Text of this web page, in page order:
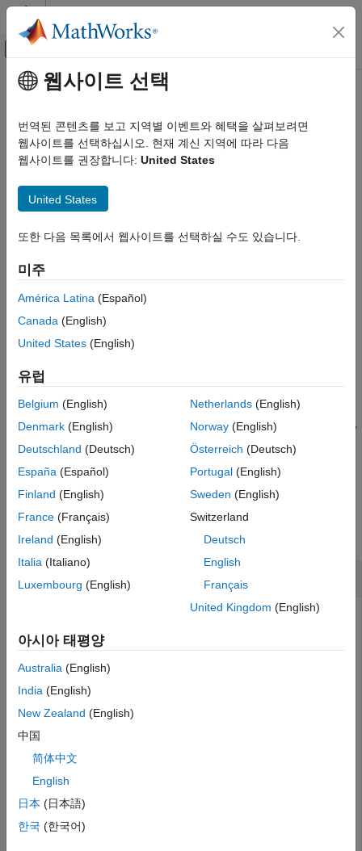
콘텐츠로 바로 가기
오프캔버스 탐색 메뉴 토글
문서 홈
자동차
Automated Driving Toolbox
위치추정 및 지도작성
rotatepoint
구문
설명
예제
알고리즘
버전 내역
참고 항목
주요 콘텐츠
rotatepoint
쿼터니언 점 회전
구문
설명
rotationResult
쿼터니언의 요소는 회전에 사용되기 전에 정규화됩니다.
예제
예제
모두 축소
3차원에서 점을 정의합니다. 점의 좌표는 항상
정의합니다.
x = 0.5;
hold
axis([-1 1 -1 1])
웹사이트 선택
번역된 콘텐츠를 보고 지역별 이벤트와 혜택을 살펴보려면
웹사이트를 선택하십시오. 현재 계신 지역에 따라 다음
웹사이트를 권장합니다: United States
United States
또한 다음 목록에서 웹사이트를 선택하실 수도 있습니다.
미주
América Latina (Español)
Canada (English)
United States (English)
유럽
Belgium (English)
Denmark (English)
Deutschland (Deutsch)
España (Español)
Finland (English)
France (Français)
Ireland (English)
Italia (Italiano)
Luxembourg (English)
Netherlands(English)
Norway(English)
Österreich (Deutsch)
Portugal(English)
Sweden (English)
Switzerland
Deutsch
English
Français
United Kingdom (English)
아시아 태평양
Australia (English)
India (English)
New Zealand (English)
中国
简体中文
English
日本 (日本語)
한국 (한국어)